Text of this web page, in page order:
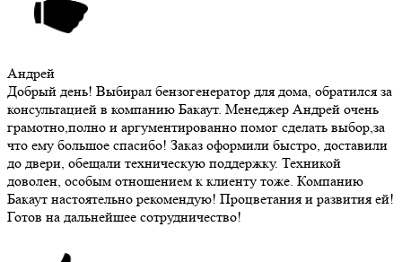
Андрей
Добрый день! Выбирал бензогенератор для дома, обратился за
консультацией в компанию Бакаут. Менеджер Андрей очень
грамотно,полно и аргументированно помог сделать выбор,за
что ему большое спасибо! Заказ оформили быстро, доставили
до двери, обещали техническую поддержку. Техникой
доволен, особым отношением к клиенту тоже. Компанию
Бакаут настоятельно рекомендую! Процветания и развития ей!
Готов на дальнейшее сотрудничество!